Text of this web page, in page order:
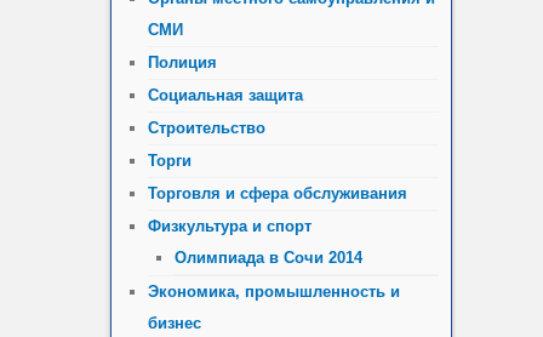
СМИ
Полиция
Социальная защита
Строительство
Торги
Торговля и сфера обслуживания
Физкультура и спорт
Олимпиада в Сочи 2014
Экономика, промышленность и
бизнес